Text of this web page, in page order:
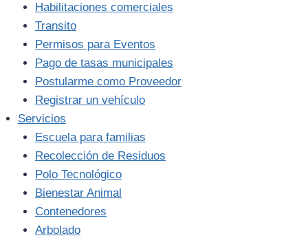
Habilitaciones comerciales
Transito
Permisos para Eventos
Pago de tasas municipales
Postularme como Proveedor
Registrar un vehículo
Servicios
Escuela para familias
Recolección de Residuos
Polo Tecnológico
Bienestar Animal
Contenedores
Arbolado